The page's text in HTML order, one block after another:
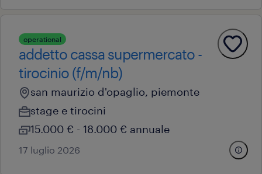
operational
addetto cassa supermercato -
tirocinio (f/m/nb)
san maurizio d'opaglio, piemonte
stage e tirocini
15.000 € - 18.000 € annuale
17 luglio 2026